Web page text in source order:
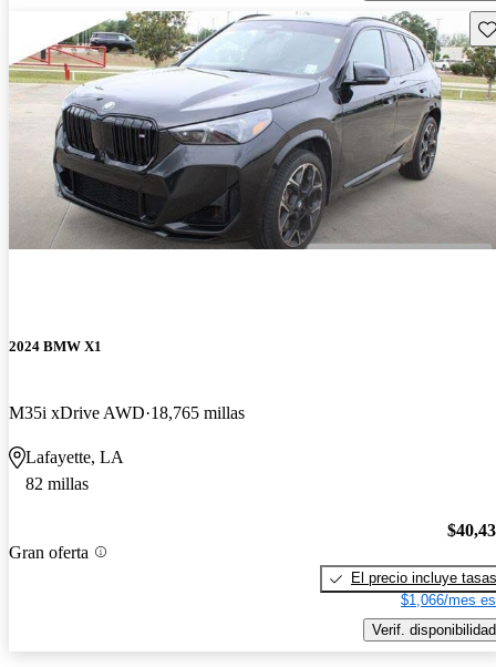
2024 BMW X1
M35i xDrive AWD 18,765 millas
Lafayette, LA
82 millas
Gran oferta
El precio incluye tasas
$1,066/mes
Verif. disponibilidad